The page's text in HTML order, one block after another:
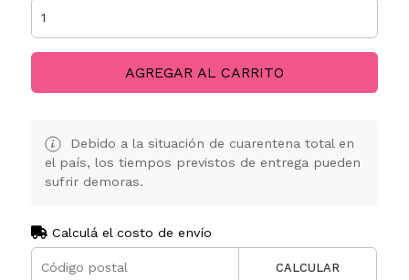
AGREGAR AL CARRITO
Debido a la situación de cuarentena total en
el país, los tiempos previstos de entrega pueden
sufrir demoras.
Calculá el costo de envío
CALCULAR